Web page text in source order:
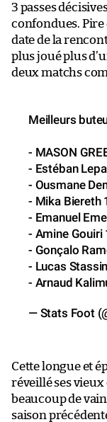
3 passes
confondues. Pire
date de la
plus joué plus
deux matchs
Meilleurs
- MASON
- Estéban
- Ousmane
- Mika Biereth
- Emanuel
- Amine Gouiri
- Gonçalo
- Lucas
- Arnaud
— Stats Foot
Cette longue et
réveillé ses vieux
beaucoup de
saison